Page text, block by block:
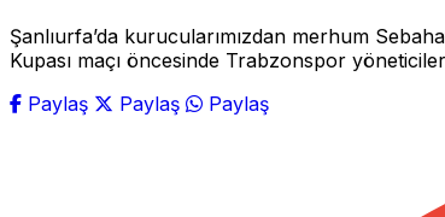
Şanlıurfa’da kurucularımızdan merhum
Kupası maçı öncesinde Trabzonspor
Paylaş
Paylaş Paylaş